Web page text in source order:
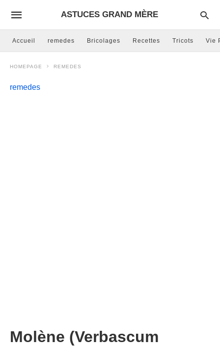
ASTUCES GRAND MÈRE
Accueil remedes Bricolages Recettes Tricots Vie
HOMEPAGE REMEDES
remedes
Molène (Verbascum